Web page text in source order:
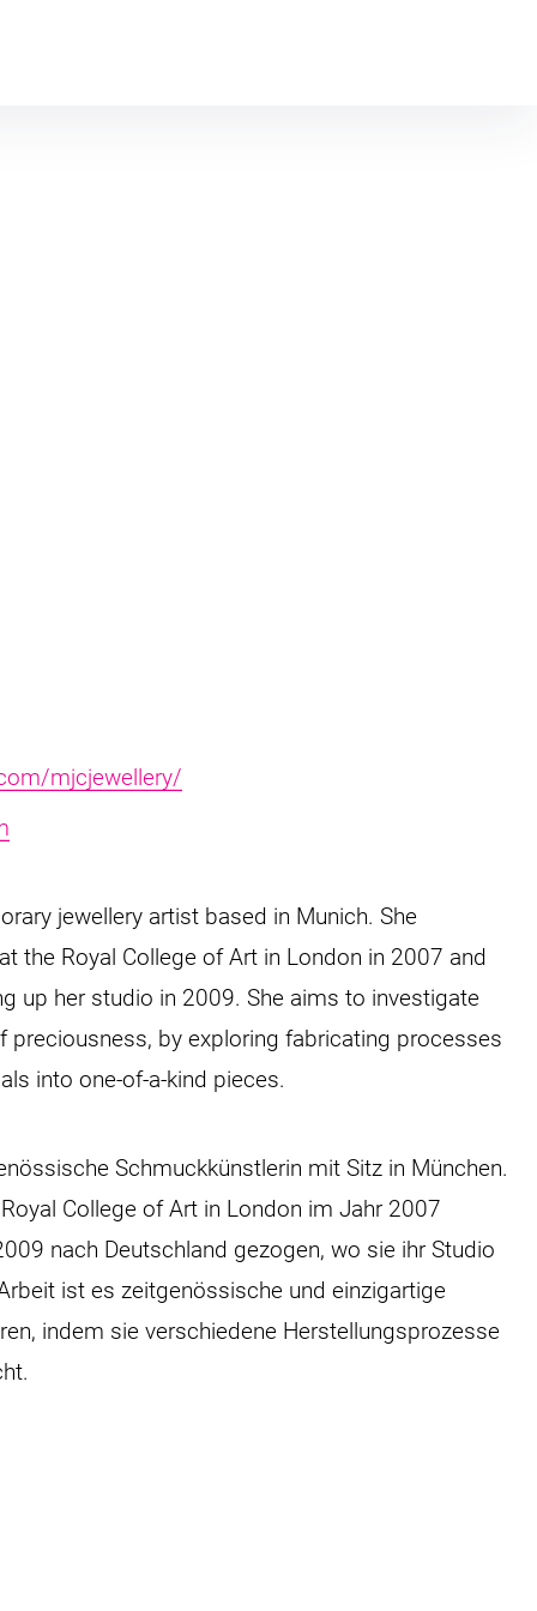
mjcjewellery/
jewellery artist based in Munich. She
the Royal College of Art in London in 2007 and
up her studio in 2009. She aims to investigate
preciousness, by exploring fabricating processes
into one-of-a-kind pieces.
Schmuckkünstlerin mit Sitz in München.
College of Art in London im Jahr 2007
nach Deutschland gezogen, wo sie ihr Studio
ist es zeitgenössische und einzigartige
indem sie verschiedene Herstellungsprozesse